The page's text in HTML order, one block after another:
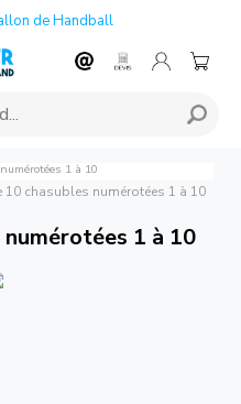
de Handball
1 à 10
10 chasubles numérotées 1 à 10
1 à 10